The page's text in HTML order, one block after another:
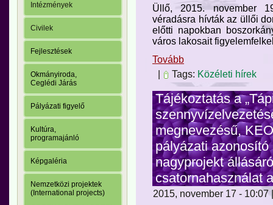
Intézmények
Civilek
Fejlesztések
Okmányiroda,
Ceglédi Járás
Pályázati figyelő
Kultúra,
programajánló
Képgaléria
Nemzetközi projektek
(International projects)
Üllő, 2015. november
véradásra hívták az üllői
előtti napokban
város lakosait
Tovább
Tags: Közéleti hírek
Tájékoztatás a
megnevezésű,
pályázati
nagyprojekt
csatornahasználat
2015, november 17 - 10:07